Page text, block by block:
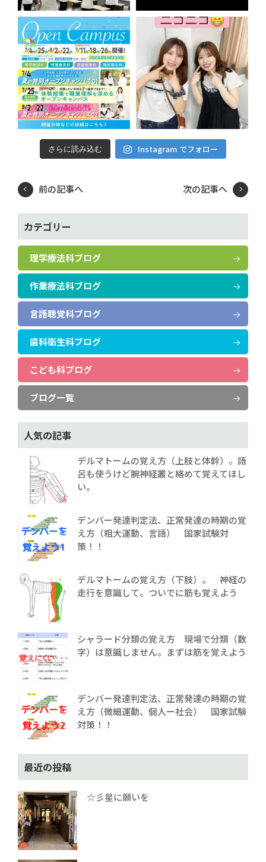
さらに読み込む Instagram でフォロー
前の記事へ 次の記事へ
カテゴリー
理学療法科ブログ
作業療法科ブログ
言語聴覚科ブログ
歯科衛生科ブログ
こども科ブログ
ブログ一覧
人気の記事
デルマトームの覚え方（上肢と体幹）。語
呂も使うけど腕神経叢と絡めて覚えてほし
い。
デンバー発達判定法、正常発達の時期の覚
え方（粗大運動、言語） 国家試験対
策！！
デルマトームの覚え方（下肢）。 神経の
走行を意識して。ついでに筋も覚えよう
シャラード分類の覚え方 現場で分類（数
字）は意識しません。まずは筋を覚えよう
デンバー発達判定法、正常発達の時期の覚
え方（微細運動、個人ー社会） 国家試験
対策！！
最近の投稿
☆彡星に願いを